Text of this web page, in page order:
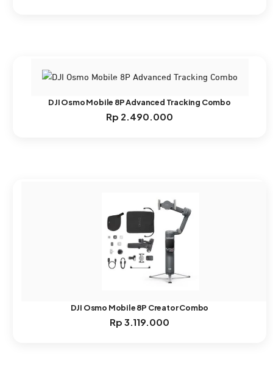
DJI Osmo Mobile 8P Advanced Tracking Combo
Rp 2.490.000
DJI Osmo Mobile 8P Creator Combo
Rp 3.119.000